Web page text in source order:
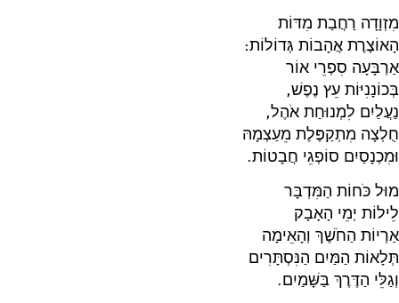
מִזְוָדָה רַחֲבַת מִדּוֹת
הָאוֹצֶרֶת אֲהָבוֹת גְּדוֹלוֹת:
אַרְבָּעָה סִפְרֵי אוֹר
בְּכוֹנָנִיּוֹת עֵץ נֶפֶשׁ,
נַעֲלַיִם לִמְנוּחַת אֹהֶל,
חֻלְצָה מִתְקַפֶּלֶת מֵעַצְמָהּ
וּמִכְנָסַיִם סוֹפְגֵי חֲבָטוֹת.
מוּל כֹּחוֹת הַמִּדְבָּר
לֵילוֹת יְמֵי הָאָבָק
אַרְיוֹת הַחֹשֶׁךְ וְהָאֵימָה
תְּלָאוֹת הַמַּיִם הַנִּסְתָּרִים
וְגַלֵּי הַדֶּרֶךְ בַּשָּׁמַיִם.